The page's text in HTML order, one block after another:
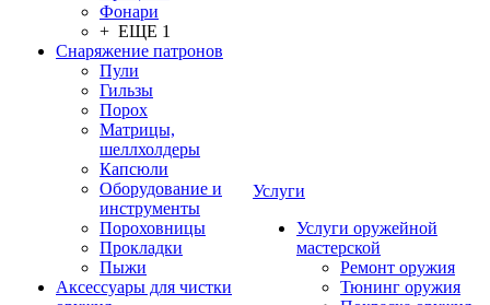
Фонари
+ ЕЩЕ 1
Снаряжение патронов
Пули
Гильзы
Порох
Матрицы,
шеллхолдеры
Капсюли
Оборудование и
инструменты
Пороховницы
Прокладки
Пыжи
Аксессуары для чистки
Услуги
Услуги оружейной
мастерской
Ремонт оружия
Тюнинг оружия